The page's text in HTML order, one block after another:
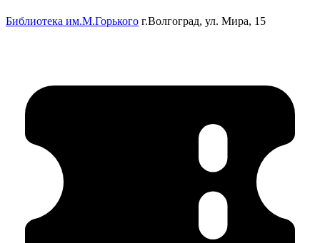
Библиотека им.М.Горького г.Волгоград, ул. Мира, 15